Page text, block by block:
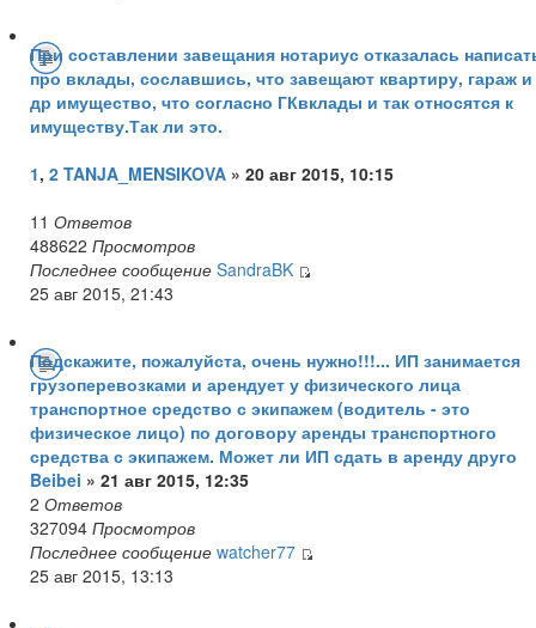
При составлении завещания нотариус отказалась
про вклады, сославшись, что завещают квартиру, гараж и
др имущество, что согласно ГКвклады и так относятся к
имуществу.Так ли это.
1, 2 TANJA_MENSIKOVA » 20 авг 2015, 10:15
11 Ответов
488622 Просмотров
Последнее сообщение SandraBK
25 авг 2015, 21:43
Подскажите, пожалуйста, очень нужно!!!... ИП занимается
грузоперевозками и арендует у физического лица
транспортное средство с экипажем (водитель - это
физическое лицо) по договору аренды транспортного
средства с экипажем. Может ли ИП сдать в аренду друго
Beibei » 21 авг 2015, 12:35
2 Ответов
327094 Просмотров
Последнее сообщение watcher77
25 авг 2015, 13:13